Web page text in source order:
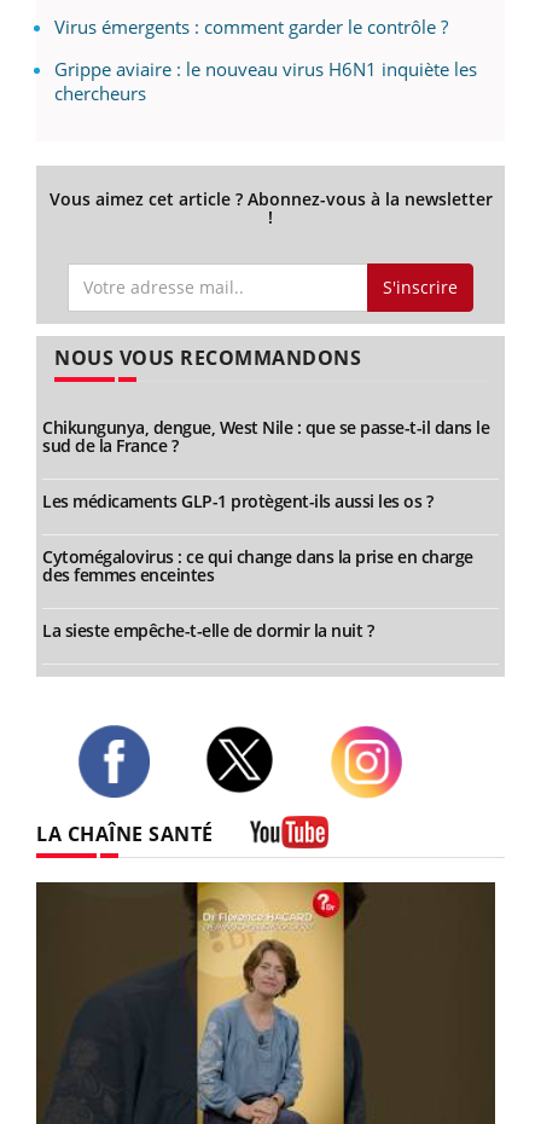
Virus émergents : comment garder le contrôle ?
Grippe aviaire : le nouveau virus H6N1 inquiète les
chercheurs
Vous aimez cet article ? Abonnez-vous à la newsletter
!
S'inscrire
NOUS VOUS RECOMMANDONS
Chikungunya, dengue, West Nile : que se passe-t-il dans le
sud de la France ?
Les médicaments GLP-1 protègent-ils aussi les os ?
Cytomégalovirus : ce qui change dans la prise en charge
des femmes enceintes
La sieste empêche-t-elle de dormir la nuit ?
LA CHAÎNE SANTÉ